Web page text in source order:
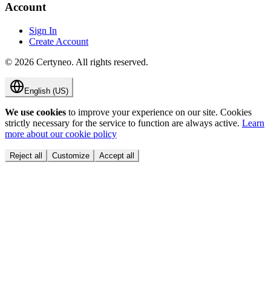
Account
Sign In
Create Account
© 2026 Certyneo. All rights reserved.
English (US)
We use cookies to improve your experience on our site. Cookies
strictly necessary for the service to function are always active. Learn
more about our cookie policy
Reject all Customize Accept all